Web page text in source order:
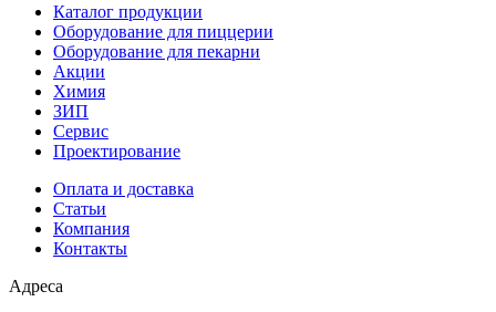
Каталог продукции
Оборудование для пиццерии
Оборудование для пекарни
Акции
Химия
ЗИП
Сервис
Проектирование
Оплата и доставка
Cтатьи
Компания
Контакты
Адреса